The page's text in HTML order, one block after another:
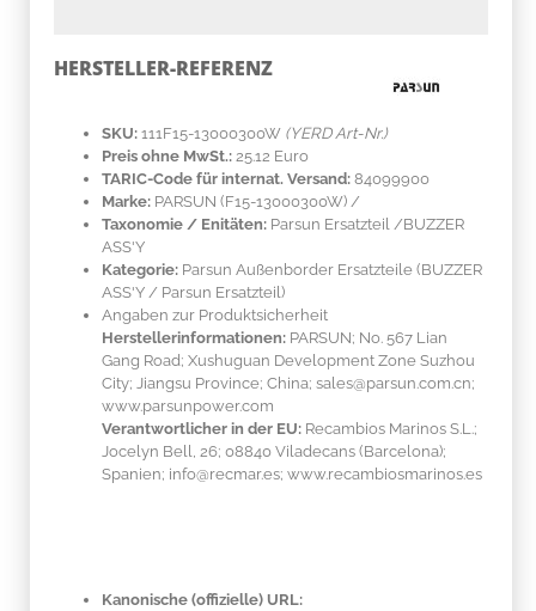
HERSTELLER-REFERENZ
SKU: 111F15-13000300W (YERD Art-Nr.)
Preis ohne MwSt.: 25.12 Euro
TARIC-Code für internat. Versand: 84099900
Marke: PARSUN (F15-13000300W) /
Taxonomie / Enitäten: Parsun Ersatzteil /BUZZER
ASS'Y
Kategorie: Parsun Außenborder Ersatzteile (BUZZER
ASS'Y / Parsun Ersatzteil)
Angaben zur Produktsicherheit
Herstellerinformationen: PARSUN; No. 567 Lian
Gang Road; Xushuguan Development Zone Suzhou
City; Jiangsu Province; China; sales@parsun.com.cn;
www.parsunpower.com
Verantwortlicher in der EU: Recambios Marinos S.L.;
Jocelyn Bell, 26; 08840 Viladecans (Barcelona);
Spanien; info@recmar.es; www.recambiosmarinos.es
Kanonische (offizielle) URL: